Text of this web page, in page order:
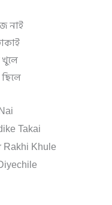
নাই
Takai
Rakhi Khule